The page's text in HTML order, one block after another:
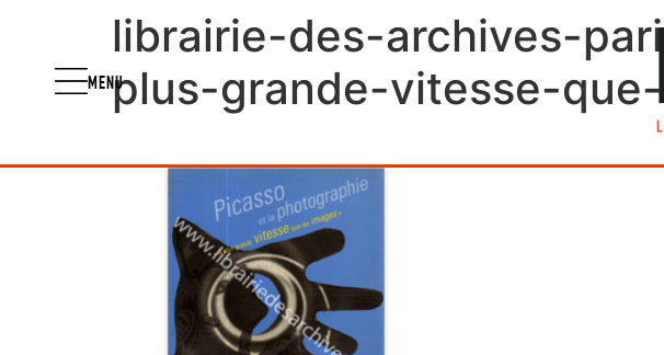
MENU
librairie-des-archives-
plus-grande-vitesse-